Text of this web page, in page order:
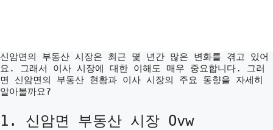
신암면의 부동산 시장은 최근 몇 년간 많은 변화를 겪고 있어
요. 그래서 이사 시장에 대한 이해도 매우 중요합니다. 그러
면 신암면의 부동산 현황과 이사 시장의 주요 동향을 자세히
알아볼까요?
1. 신암면 부동산 시장 Ovw